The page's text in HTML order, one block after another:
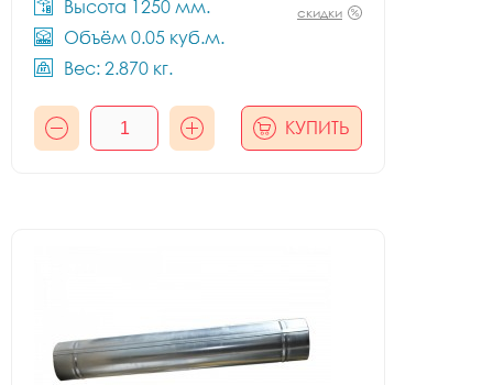
Высота 1250 мм.
Объём 0.05 куб.м.
Вес: 2.870 кг.
скидки
КУПИТЬ